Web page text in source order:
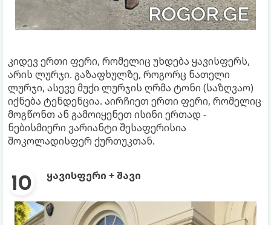
კიდევ ერთი ფერი, რომელიც უხდება ყავისფერს,
არის ლურჯი. გაზაფხულზე, როგორც ნათელი
ლურჯი, ასევე მუქი ლურჯის ღრმა ტონი (საზღვაო)
იქნება ტენდენცია. აირჩიეთ ერთი ფერი, რომელიც
მოგწონთ ან გამოიყენეთ ისინი ერთად -
ნებისმიერი ვარიანტი შესაფერისია
შოკოლადისფერ ქურთუკთან.
ყავისფერი + შავი